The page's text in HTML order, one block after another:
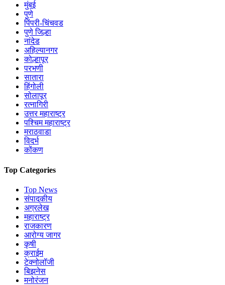
मुंबई
पुणे
पिंपरी-चिंचवड
पुणे जिल्हा
नांदेड
अहिल्यानगर
कोल्हापूर
परभणी
सातारा
हिंगोली
सोलापूर
रत्नागिरी
उत्तर महाराष्ट्र
पश्चिम महाराष्ट्र
मराठवाडा
विदर्भ
कोंकण
Top Categories
Top News
संपादकीय
अग्रलेख
महाराष्ट्र
राजकारण
आरोग्य जागर
कृषी
क्राईम
टेक्नोलॉजी
बिझनेस
मनोरंजन